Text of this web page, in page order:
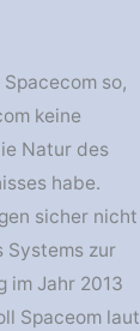
so,
keine
Natur des
habe.
sicher nicht
Systems zur
im Jahr 2013
Spaceom laut